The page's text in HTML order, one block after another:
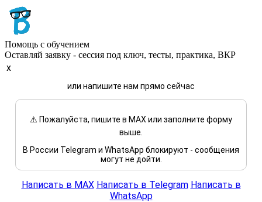
Помощь с обучением
Оставляй заявку - сессия под ключ, тесты, практика, ВКР
x
или напишите нам прямо сейчас
⚠️ Пожалуйста, пишите в MAX или заполните форму
выше.
В России Telegram и WhatsApp блокируют - сообщения
могут не дойти.
Написать в MAX Написать в Telegram Написать в
WhatsApp